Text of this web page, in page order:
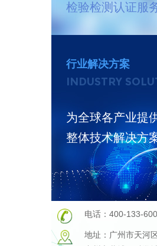
检验检测认证服
行业解决方案
INDUSTRY
为全球各产业提
整体技术解决方
电话：400-133-
地址：广州市天河